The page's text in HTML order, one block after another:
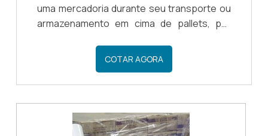
uma mercadoria durante seu transporte ou
armazenamento em cima de pallets, por
embalagem que imobilize o produto para
que este não se desloque durante o trajeto
de distribuição, ou dentro da própria
para o outro.O filme stretch para
paletização preço acessível é o material
COTAR AGORA